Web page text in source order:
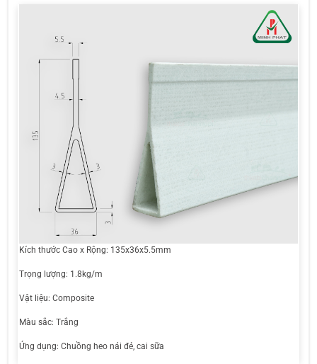
Kích thước Cao x Rộng: 135x36x5.5mm
Trọng lượng: 1.8kg/m
Vật liệu: Composite
Màu sắc: Trắng
Ứng dụng: Chuồng heo nái đẻ, cai sữa